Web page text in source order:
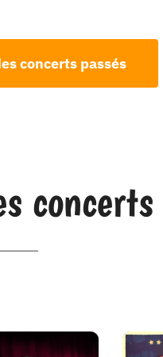
concerts passés